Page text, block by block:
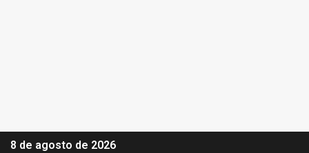
8 de agosto de 2026